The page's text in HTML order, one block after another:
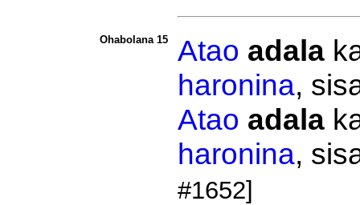
Ohabolana 15 Atao adala
haronina,
Atao adala
haronina,
#1652]